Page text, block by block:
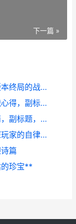
下一篇 »
王者荣耀最新赛季什么时候结束，版本终局的战术博弈
王者快速升级，从菜鸟到王者的实战心得，副标题，高效冲级全攻略解析
生存战争攻略，沙盒求生的终极指南，副标题，从荒野到王国的进阶之路
王者荣耀怎么防沉迷，副标题，资深玩家的自律与智慧
篇
珍宝**